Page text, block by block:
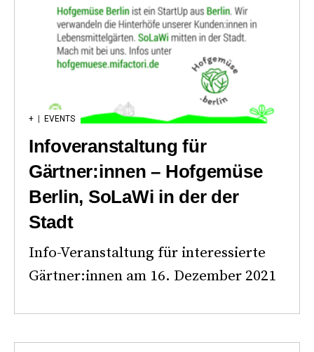
+ EVENTS
Infoveranstaltung für
Gärtner:innen – Hofgemüse
Berlin, SoLaWi in der der
Stadt
Info-Veranstaltung für interessierte
Gärtner:innen am 16. Dezember 2021